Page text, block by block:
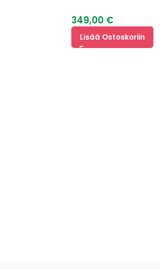
349,00 €
Lisää Ostoskoriin